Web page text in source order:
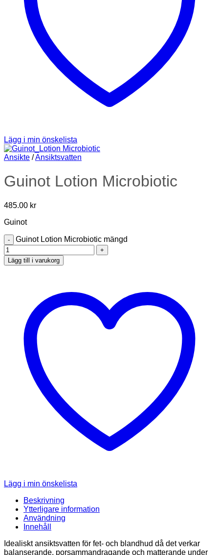
Lägg i min önskelista
Ansikte /Ansiktsvatten
Guinot Lotion Microbiotic
485.00 kr
Guinot
Guinot Lotion Microbiotic mängd
Lägg till i varukorg
Lägg i min önskelista
Beskrivning
Ytterligare information
Användning
Innehåll
Idealiskt ansiktsvatten för fet- och blandhud då det verkar
balanserande, porsammandragande och matterande under